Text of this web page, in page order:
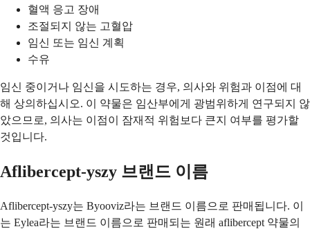
혈액 응고 장애
조절되지 않는 고혈압
임신 또는 임신 계획
수유
임신 중이거나 임신을 시도하는 경우, 의사와 위험과 이점에 대
해 상의하십시오. 이 약물은 임산부에게 광범위하게 연구되지 않
았으므로, 의사는 이점이 잠재적 위험보다 큰지 여부를 평가할
것입니다.
Aflibercept-yszy 브랜드 이름
Aflibercept-yszy는 Byooviz라는 브랜드 이름으로 판매됩니다. 이
는 Eylea라는 브랜드 이름으로 판매되는 원래 aflibercept 약물의